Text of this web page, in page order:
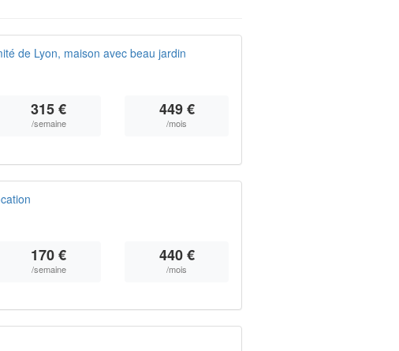
de Lyon, maison avec beau jardin
315 €
/semaine
449 €
/mois
170 €
/semaine
440 €
/mois